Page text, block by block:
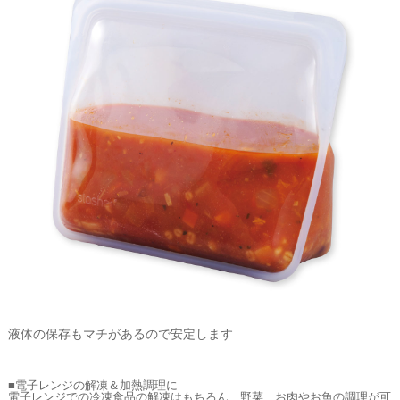
液体の保存もマチがあるので安定します
■電子レンジの解凍＆加熱調理に
電子レンジでの冷凍食品の解凍はもちろん、野菜、お肉やお魚の調理が可